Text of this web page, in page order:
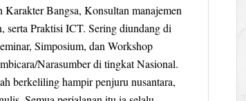
Karakter Bangsa, Konsultan manajemen
serta Praktisi ICT. Sering diundang di
Simposium, dan Workshop
Narasumber di tingkat Nasional.
berkeliling hampir penjuru nusantara,